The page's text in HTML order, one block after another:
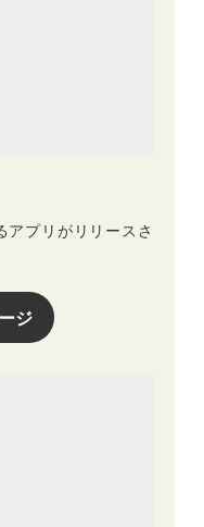
アプリがリリースさ
ジ